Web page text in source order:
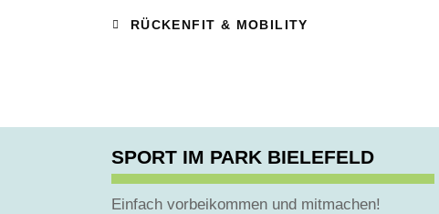
RÜCKENFIT & MOBILITY
SPORT IM PARK BIELEFELD
Einfach vorbeikommen und mitmachen!